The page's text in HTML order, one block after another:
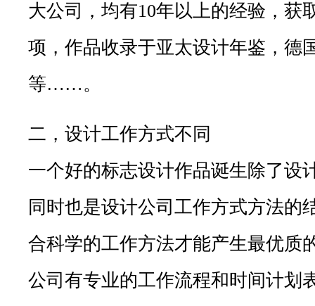
大公司，均有10年以上的经验，获
项，作品收录于亚太设计年鉴，德
等……。
二，设计工作方式不同
一个好的标志设计作品诞生除了设
同时也是设计公司工作方式方法的
合科学的工作方法才能产生最优质
公司有专业的工作流程和时间计划